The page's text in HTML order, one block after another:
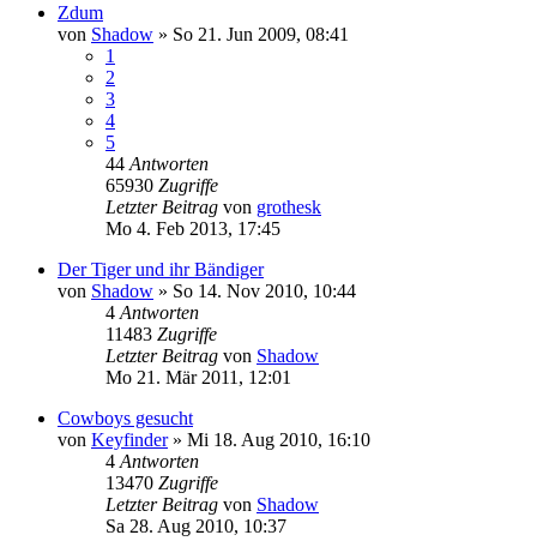
Zdum
von Shadow » So 21. Jun 2009, 08:41
1
2
3
4
5
44 Antworten
65930 Zugriffe
Letzter Beitrag von grothesk
Mo 4. Feb 2013, 17:45
Der Tiger und ihr Bändiger
von Shadow » So 14. Nov 2010, 10:44
4 Antworten
11483 Zugriffe
Letzter Beitrag von Shadow
Mo 21. Mär 2011, 12:01
Cowboys gesucht
von Keyfinder» Mi 18. Aug 2010, 16:10
4 Antworten
13470 Zugriffe
Letzter Beitrag von Shadow
Sa 28. Aug 2010, 10:37